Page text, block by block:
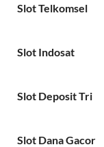
Slot Telkomsel
Slot Indosat
Slot Deposit Tri
Slot Dana Gacor